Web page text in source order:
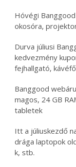
Hóvégi
okosóra,
Durva júliusi
kedvezmény
fejhallgató,
Banggood
magos, 24 GB
tabletek
Itt a júliuskezdő
drága laptopok
k, stb.